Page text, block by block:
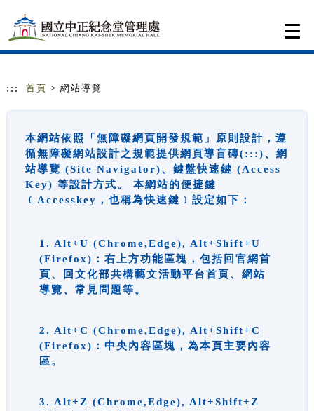
::: 首頁 > 網站導覽
本網站依照「無障礙網頁開發規範」原則設計，遵
循無障礙網站設計之規範提供網頁導盲磚(:::)、網
站導覽 (Site Navigator)、鍵盤快速鍵 (Access
Key) 等設計方式。 本網站的便捷鍵
﹝Accesskey，也稱為快速鍵﹞設定如下：
1. Alt+U (Chrome,Edge), Alt+Shift+U
(Firefox)：右上方功能區塊，包括回官網首
頁、回文化部共構藝文活動平台首頁、網站
導覽、常見問題等。
2. Alt+C (Chrome,Edge), Alt+Shift+C
(Firefox)：中央內容區塊，為本頁主要內容
區。
3. Alt+Z (Chrome,Edge), Alt+Shift+Z